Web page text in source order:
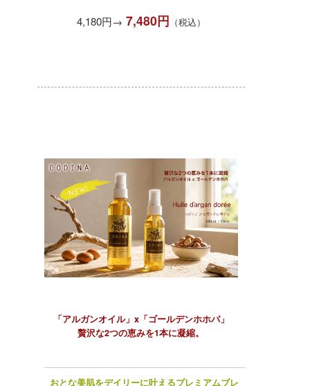
4,180円→ 7,480円 （税込）
「アルガンオイル」x「ゴールデンホホバ」
贅沢な2つの恵みを1本に凝縮。
おとな美肌をデイリーに叶えるプレミアムブレ